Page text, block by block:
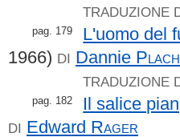
TRADUZIONE
pag. 179 L'uomo del
1966) DI Dannie
TRADUZIONE
pag. 182 Il salice
DI Edward Rager